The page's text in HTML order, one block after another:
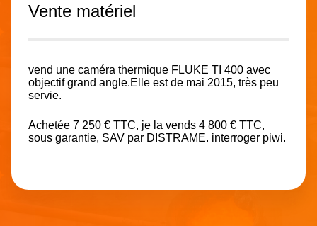
Vente matériel
vend une caméra thermique FLUKE TI 400 avec
objectif grand angle.Elle est de mai 2015, très peu
servie.
Achetée 7 250 € TTC, je la vends 4 800 € TTC,
sous garantie, SAV par DISTRAME. interroger piwi.